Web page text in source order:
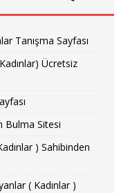
Tanışma Sayfası
Ücretsiz
Bulma Sitesi
) Sahibinden
( Kadınlar )